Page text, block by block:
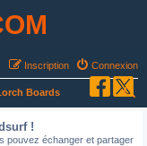
Connexion
Inscription
Boards
!
pouvez échanger et partager